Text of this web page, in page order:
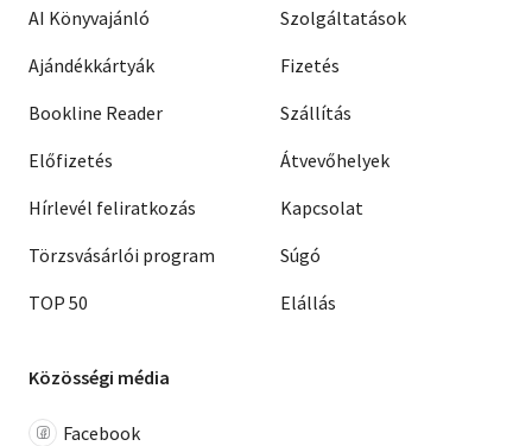
AI Könyvajánló
Ajándékkártyák
Bookline Reader
Előfizetés
Hírlevél feliratkozás
Törzsvásárlói program
TOP 50
Szolgáltatások
Fizetés
Szállítás
Átvevőhelyek
Kapcsolat
Súgó
Elállás
Közösségi média
Facebook